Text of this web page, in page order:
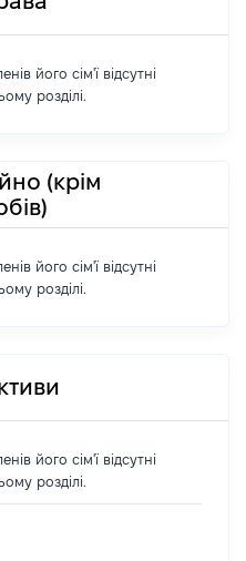
його сім'ї відсутні
розділі.
(крім
його сім'ї відсутні
розділі.
його сім'ї відсутні
розділі.